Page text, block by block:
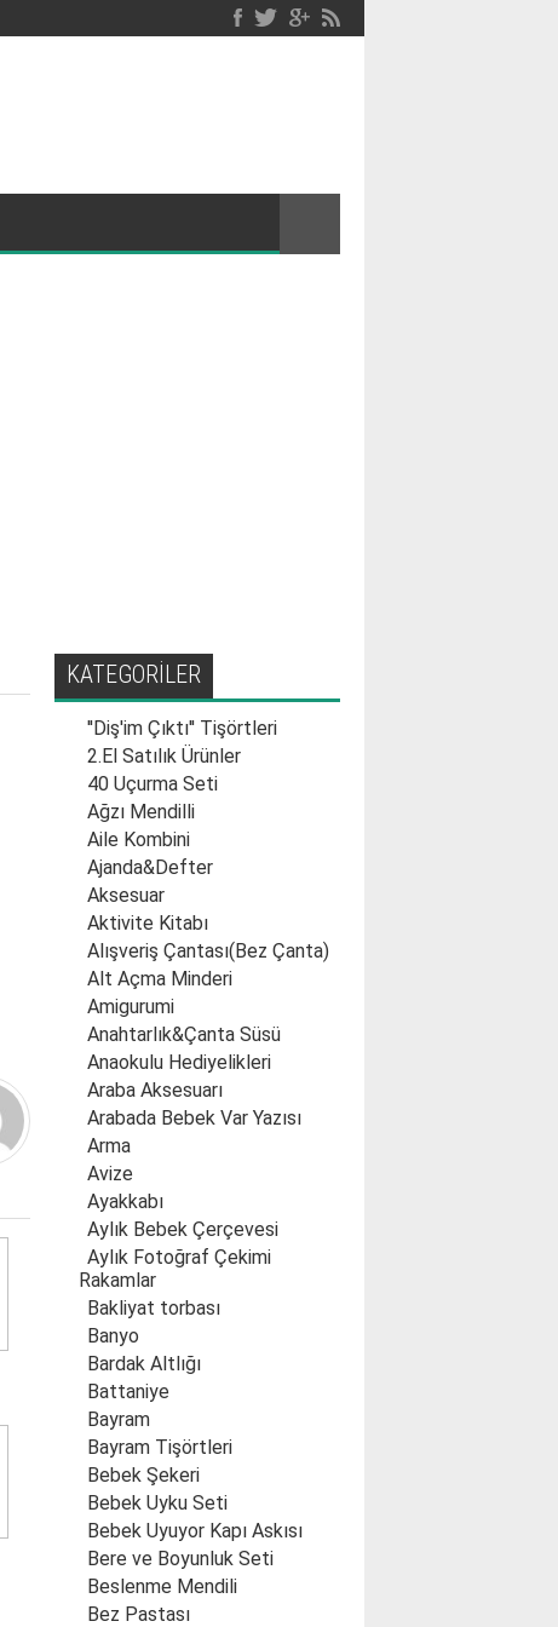
KATEGORİLER
''Diş'im Çıktı'' Tişörtleri
2.El Satılık Ürünler
40 Uçurma Seti
Ağzı Mendilli
Aile Kombini
Ajanda&Defter
Aksesuar
Aktivite Kitabı
Alışveriş Çantası(Bez Çanta)
Alt Açma Minderi
Amigurumi
Anahtarlık&Çanta Süsü
Anaokulu Hediyelikleri
Araba Aksesuarı
Arabada Bebek Var Yazısı
Arma
Avize
Ayakkabı
Aylık Bebek Çerçevesi
Aylık Fotoğraf Çekimi
Rakamlar
Bakliyat torbası
Banyo
Bardak Altlığı
Battaniye
Bayram
Bayram Tişörtleri
Bebek Şekeri
Bebek Uyku Seti
Bebek Uyuyor Kapı Askısı
Bere ve Boyunluk Seti
Beslenme Mendili
Bez Pastası